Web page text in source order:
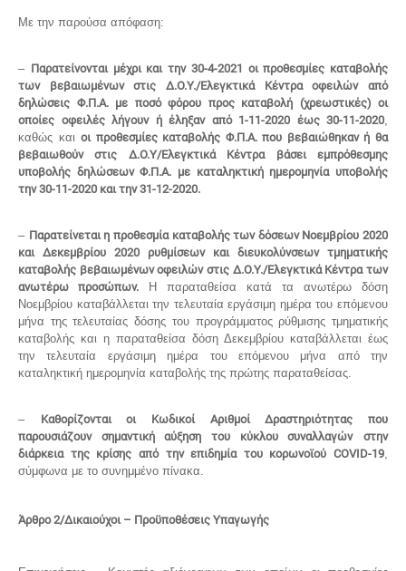
Με την παρούσα απόφαση:
– Παρατείνονται μέχρι και την 30-4-2021 οι προθεσμίες καταβολής
των βεβαιωμένων στις Δ.Ο.Υ./Ελεγκτικά Κέντρα οφειλών από
δηλώσεις Φ.Π.Α. με ποσό φόρου προς καταβολή (χρεωστικές) οι
οποίες οφειλές λήγουν ή έληξαν από 1-11-2020 έως 30-11-2020
καθώς καιοι προθεσμίες καταβολής Φ.Π.Α. που βεβαιώθηκαν ή θα
βεβαιωθούν στις Δ.Ο.Υ/Ελεγκτικά Κέντρα βάσει εμπρόθεσμης
υποβολής δηλώσεων Φ.Π.Α. με καταληκτική ημερομηνία υποβολής
την 30-11-2020 και την 31-12-2020.
– Παρατείνεται η προθεσμία καταβολής των δόσεων Νοεμβρίου 2020
και Δεκεμβρίου 2020 ρυθμίσεων και διευκολύνσεων τμηματικής
καταβολής βεβαιωμένων οφειλών στις Δ.Ο.Υ./Ελεγκτικά Κέντρα των
ανωτέρω προσώπων. Η παραταθείσα κατά τα ανωτέρω δόση
Νοεμβρίου καταβάλλεται την τελευταία εργάσιμη ημέρα του επόμενου
μήνα της τελευταίας δόσης του προγράμματος ρύθμισης τμηματικής
καταβολής και η παραταθείσα δόση Δεκεμβρίου καταβάλλεται έως
την τελευταία εργάσιμη ημέρα του επόμενου μήνα από την
καταληκτική ημερομηνία καταβολής της πρώτης παραταθείσας.
– Καθορίζονται οι Κωδικοί Αριθμοί Δραστηριότητας που
παρουσιάζουν σημαντική αύξηση του κύκλου συναλλαγών
στην
διάρκεια της κρίσης από την επιδημία του κορωνoϊού COVID-19
σύμφωνα με το συνημμένο πίνακα.
Άρθρο 2/Δικαιούχοι – Προϋποθέσεις Υπαγωγής